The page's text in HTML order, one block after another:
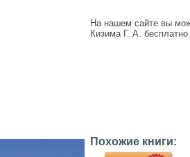
На нашем сайте вы
Кизима Г. А. бесплатно
Похожие книги: